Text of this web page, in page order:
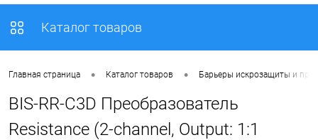
Каталог товаров
Главная страница • Каталог товаров • Барьеры искрозащиты и
BIS-RR-C3D Преобразователь
Resistance (2-channel, Output: 1:1